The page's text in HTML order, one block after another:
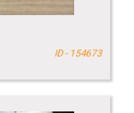
ID - 154673